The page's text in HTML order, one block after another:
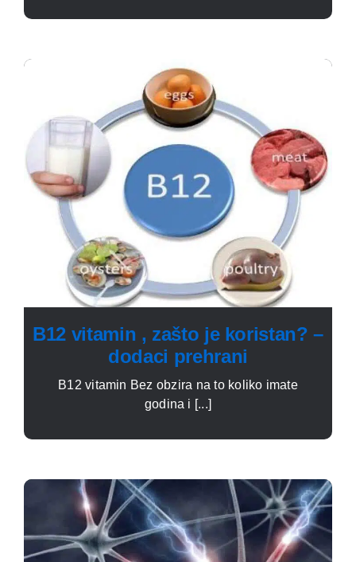
B12 vitamin , zašto je koristan? –
dodaci prehrani
B12 vitamin Bez obzira na to koliko imate
godina i [...]